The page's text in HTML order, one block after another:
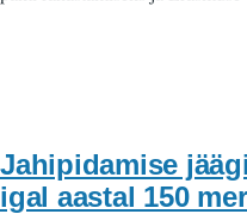
Jahipidamise
igal aastal 150